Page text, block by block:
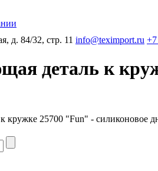
д. 84/32, стр. 11 info@teximport.ru +7
деталь к
кружке 25700 "Fun" - силиконовое